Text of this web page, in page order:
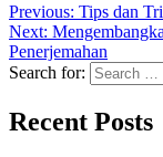
Previous: Tips dan
Next:
Penerjemahan
Search for:
Recent Posts